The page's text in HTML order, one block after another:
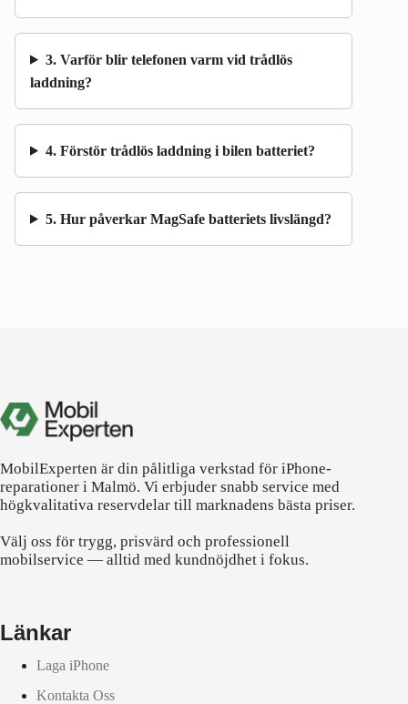
3. Varför blir telefonen varm vid trådlös
laddning?
4. Förstör trådlös laddning i bilen batteriet?
5. Hur påverkar MagSafe batteriets livslängd?
MobilExperten är din pålitliga verkstad för iPhone-
reparationer i Malmö. Vi erbjuder snabb service med
högkvalitativa reservdelar till marknadens bästa priser.
Välj oss för trygg, prisvärd och professionell
mobilservice — alltid med kundnöjdhet i fokus.
Länkar
Laga iPhone
Kontakta Oss